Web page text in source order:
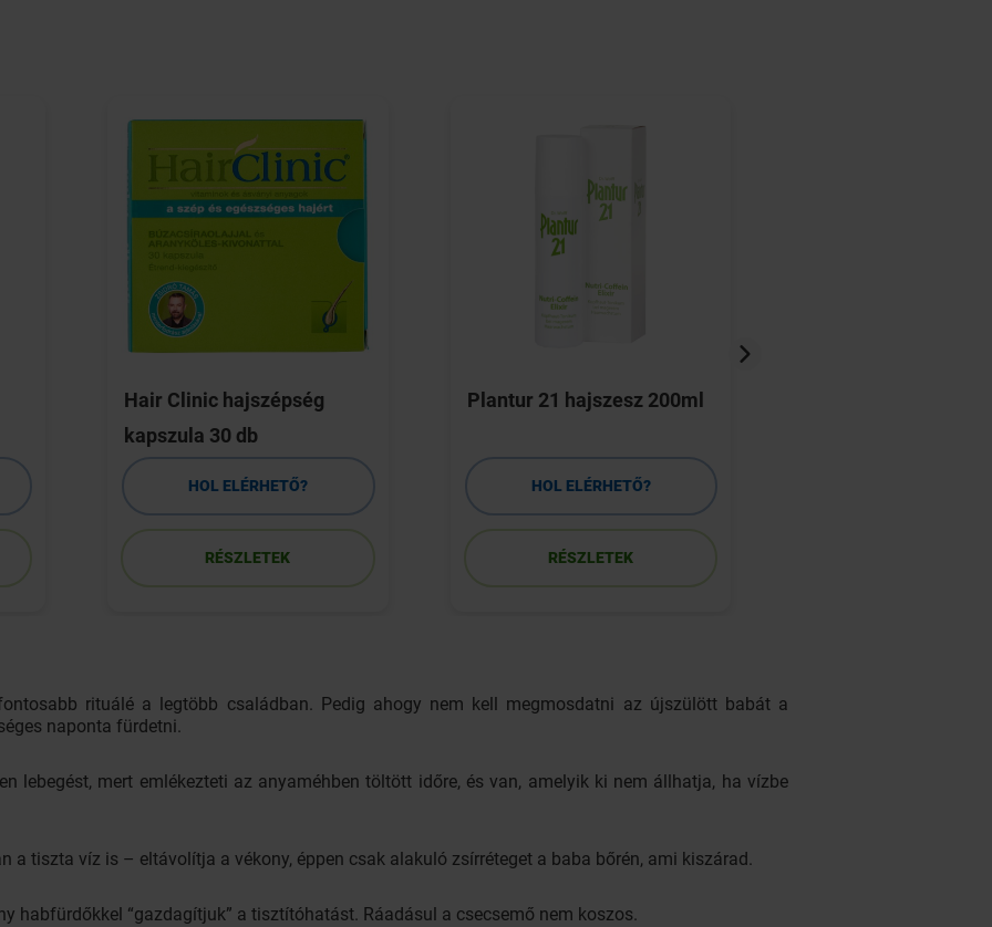
Hair Clinic hajszépség
kapszula 30 db
HOL ELÉRHETŐ?
RÉSZLETEK
Plantur 21 hajszesz 200ml
HOL ELÉRHETŐ?
RÉSZLETEK
rituálé a legtöbb családban. Pedig ahogy nem kell megmosdatni az újszülött babát a
naponta fürdetni.
lebegést, mert emlékezteti az anyaméhben töltött időre, és van, amelyik ki nem állhatja, ha vízbe
a tiszta víz is – eltávolítja a vékony, éppen csak alakuló zsírréteget a baba bőrén, ami kiszárad.
habfürdőkkel “gazdagítjuk” a tisztítóhatást. Ráadásul a csecsemő nem koszos.